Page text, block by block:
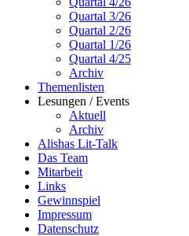
Quartal 3/26
Quartal 2/26
Quartal 1/26
Quartal 4/25
Archiv
Themenlisten
Lesungen / Events
Aktuell
Archiv
Alishas Lit-Talk
Das Team
Mitarbeit
Links
Gewinnspiel
Impressum
Datenschutz